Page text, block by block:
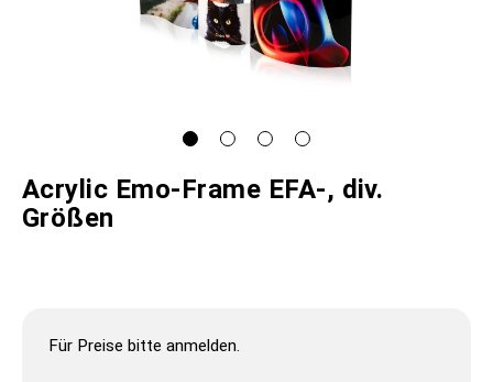
Acrylic Emo-Frame EFA-, div.
Größen
Für Preise bitte anmelden.